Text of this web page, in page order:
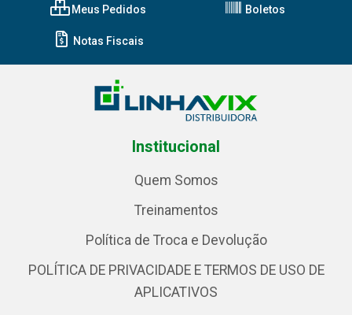
Meus Pedidos Boletos
Notas Fiscais
Institucional
Quem Somos
Treinamentos
Política de Troca e Devolução
POLÍTICA DE PRIVACIDADE E TERMOS DE USO DE
APLICATIVOS